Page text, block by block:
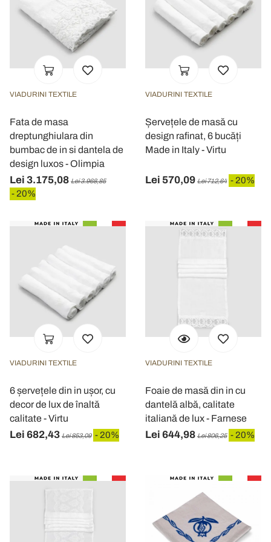
VIADURINI TEXTILE
Fata de masa
dreptunghiulara din
bumbac de in si dantela de
design luxos - Olimpia
Lei 3.175,08 Lei 3.968,85
- 20%
VIADURINI TEXTILE
Șervețele de masă cu
design rafinat, 6 bucăți
Made in Italy - Virtu
Lei 570,09 Lei 712,64 - 20%
VIADURINI TEXTILE
6 șervețele din in ușor, cu
decor de lux de înaltă
calitate - Virtu
Lei 682,43 Lei 853,09 - 20%
VIADURINI TEXTILE
Foaie de masă din in cu
dantelă albă, calitate
italiană de lux - Farnese
Lei 644,98 Lei 806,25 - 20%